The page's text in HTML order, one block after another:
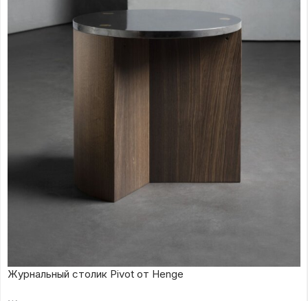
Журнальный столик Pivot от Henge